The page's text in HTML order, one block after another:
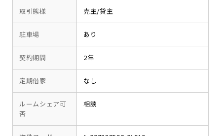
取引態様 売主/貸主
駐車場 あり
契約期間 2年
定期借家 なし
ルームシェア可
否
相談